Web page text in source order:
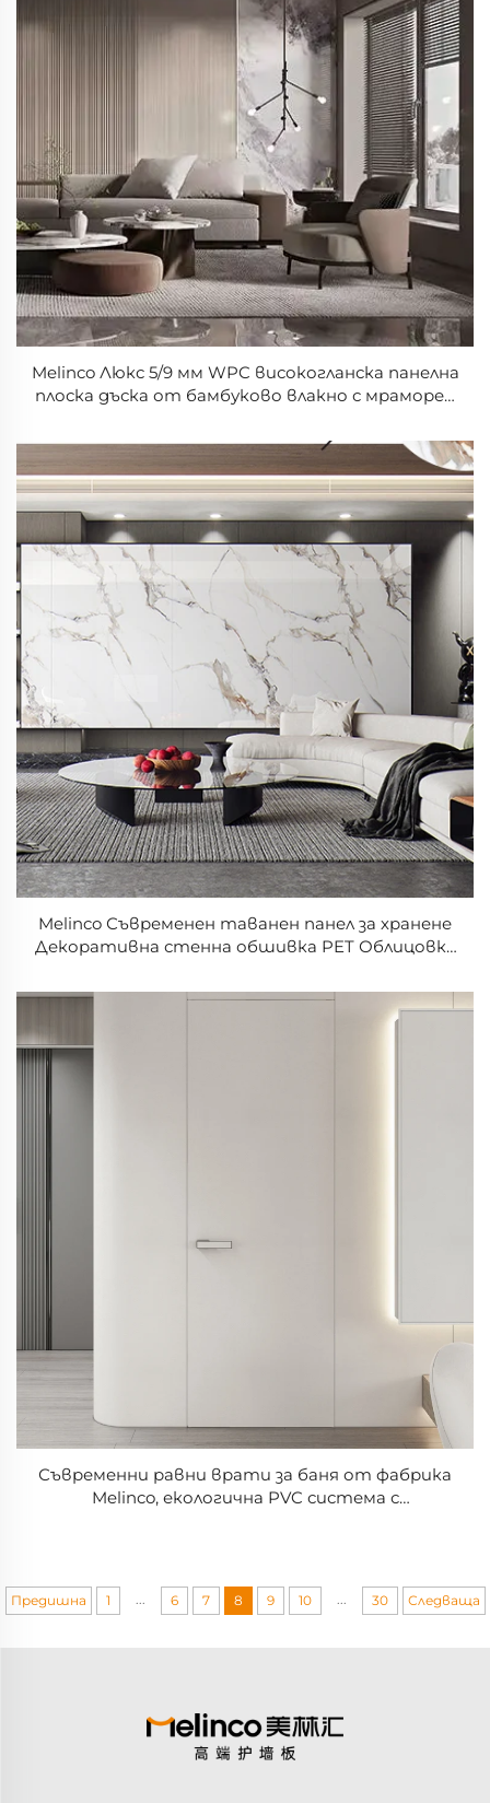
Melinco Люкс 5/9 мм WPC високогланска панелна
плоска дъска от бамбуково влакно с мраморен
хотелско приложение, ламинирани с PVC
Melinco Съвременен таванен панел за хранене
Декоративна стенна обшивка PET Облицовка
Твърд влакнести бамбук
Съвременни равни врати за баня от фабрика
Melinco, екологична PVC система с
Предишна 1 6 7 8 9 10 30 Следваща